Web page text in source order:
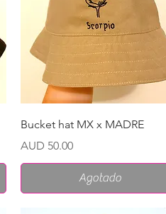
Vista rápida
Bucket hat MX x MADRE
Precio
AUD 50.00
Agotado